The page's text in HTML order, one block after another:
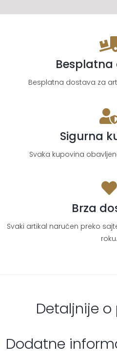
Besplatna dostava za
Sigurna
Svaka kupovina
Brza
Svaki artikal naručen preko
roku.
Detaljnije
Dodatne